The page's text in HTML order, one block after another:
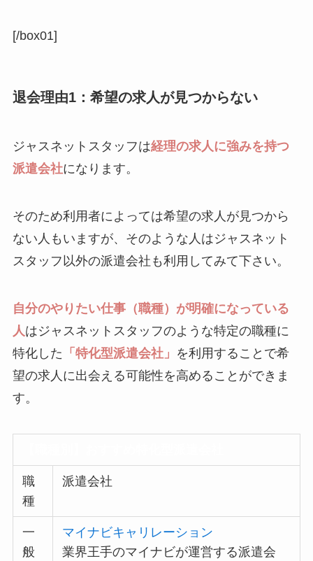
[/box01]
退会理由1：希望の求人が見つからない
ジャスネットスタッフは経理の求人に強みを持つ
派遣会社になります。
そのため利用者によっては希望の求人が見つから
ない人もいますが、そのような人はジャスネット
スタッフ以外の派遣会社も利用してみて下さい。
自分のやりたい仕事（職種）が明確になっている
人 はジャスネットスタッフのような特定の職種に
特化した 「特化型派遣会社」 を利用することで希
望の求人に出会える可能性を高めることができま
す。
職
種
派遣会社
一
般
マイナビキャリレーション
業界王手のマイナビが運営する派遣会